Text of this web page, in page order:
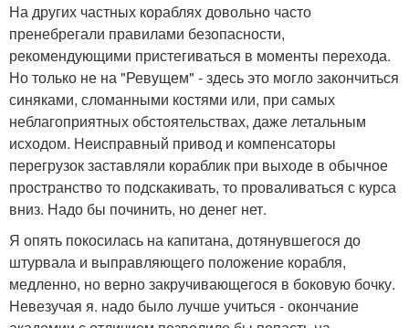
На других частных кораблях довольно часто
пренебрегали правилами безопасности,
рекомендующими пристегиваться в моменты перехода.
Но только не на "Ревущем" - здесь это могло закончиться
синяками, сломанными костями или, при самых
неблагоприятных обстоятельствах, даже летальным
исходом. Неисправный привод и компенсаторы
перегрузок заставляли кораблик при выходе в обычное
пространство то подскакивать, то проваливаться с курса
вниз. Надо бы починить, но денег нет.
Я опять покосилась на капитана, дотянувшегося до
штурвала и выправляющего положение корабля,
медленно, но верно закручивающегося в боковую бочку.
Невезучая я. надо было лучше учиться - окончание